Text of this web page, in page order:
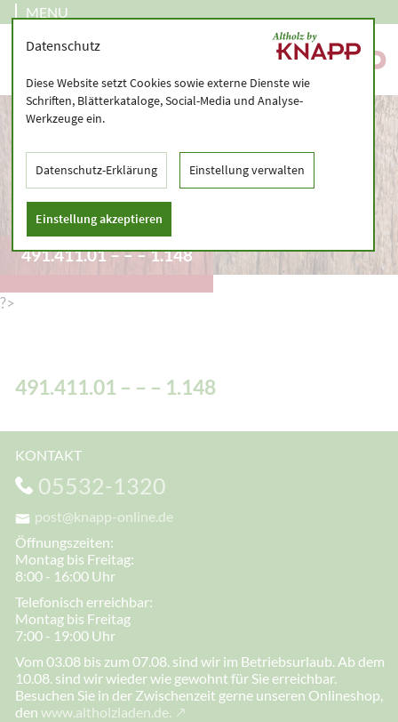
MENU
491.411.01 – – – 1.148
?>
491.411.01 – – – 1.148
KONTAKT
05532-1320
post@knapp-online.de
Öffnungszeiten:
Montag bis Freitag:
8:00 - 16:00 Uhr
Telefonisch erreichbar:
Montag bis Freitag
7:00 - 19:00 Uhr
Vom 03.08 bis zum 07.08. sind wir im Betriebsurlaub. Ab dem
10.08. sind wir wieder wie gewohnt für Sie erreichbar.
Besuchen Sie in der Zwischenzeit gerne unseren Onlineshop,
den www.altholzladen.de.
Datenschutz
Diese Website setzt Cookies sowie externe Dienste wie
Schriften, Blätterkataloge, Social-Media und Analyse-
Werkzeuge ein.
Datenschutz-Erklärung Einstellung verwalten
Einstellung akzeptieren